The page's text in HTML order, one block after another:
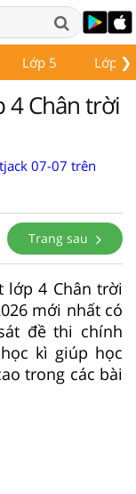
❯
Lớp 5 Lớp 6
4 Chân trời
07-07 trên
Trang sau
lớp 4 Chân trời
mới nhất có
đề thi chính
kì giúp học
trong các bài